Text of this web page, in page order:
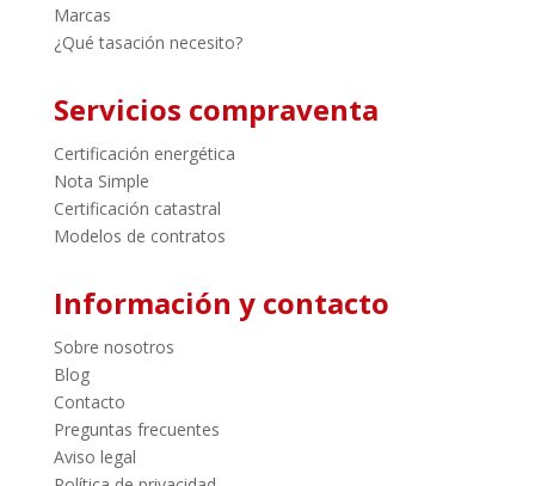
Marcas
¿Qué tasación necesito?
Servicios compraventa
Certificación energética
Nota Simple
Certificación catastral
Modelos de contratos
Información y contacto
Sobre nosotros
Blog
Contacto
Preguntas frecuentes
Aviso legal